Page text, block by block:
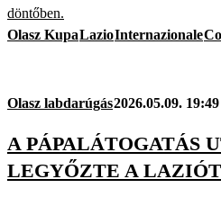
döntőben.
Olasz KupaLazioInternazionale
Olasz labdarúgás2026.05.09. 19:49
A PÁPALÁTOGATÁS
LEGYŐZTE A LAZIÓT